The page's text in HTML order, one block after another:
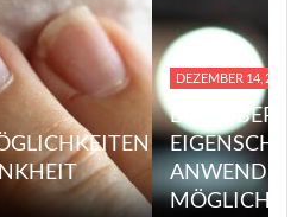
DEZEMBER 14, 2023
EINE
MÖGLICHE